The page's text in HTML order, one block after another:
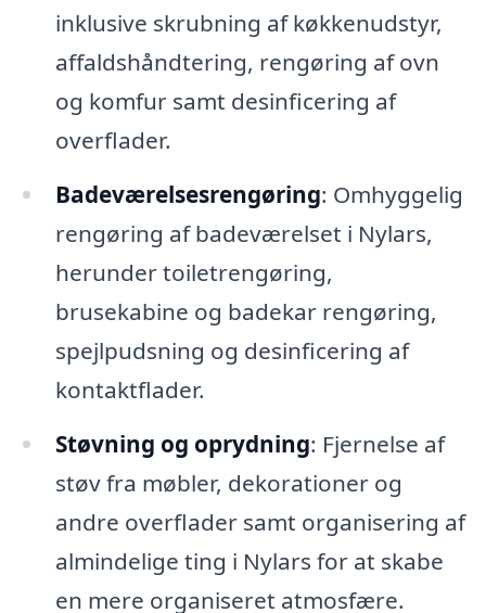
inklusive skrubning af køkkenudstyr,
affaldshåndtering, rengøring af ovn
og komfur samt desinficering af
overflader.
Badeværelsesrengøring: Omhyggelig
rengøring af badeværelset i Nylars,
herunder toiletrengøring,
brusekabine og badekar rengøring,
spejlpudsning og desinficering af
kontaktflader.
Støvning og oprydning: Fjernelse af
støv fra møbler, dekorationer og
andre overflader samt organisering af
almindelige ting i Nylars for at skabe
en mere organiseret atmosfære.